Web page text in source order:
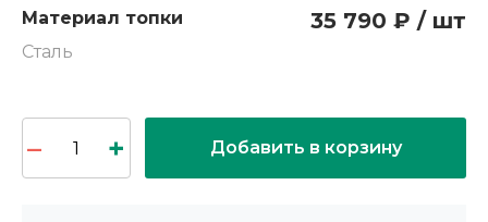
Материал топки
Сталь
35 790 ₽ / шт
Добавить в корзину